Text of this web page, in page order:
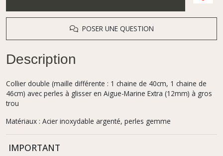
POSER UNE QUESTION
Description
Collier double (maille différente : 1 chaine de 40cm, 1 chaine de
46cm) avec perles à glisser en Aigue-Marine Extra (12mm) à gros
trou
Matériaux : Acier inoxydable argenté, perles gemme
IMPORTANT